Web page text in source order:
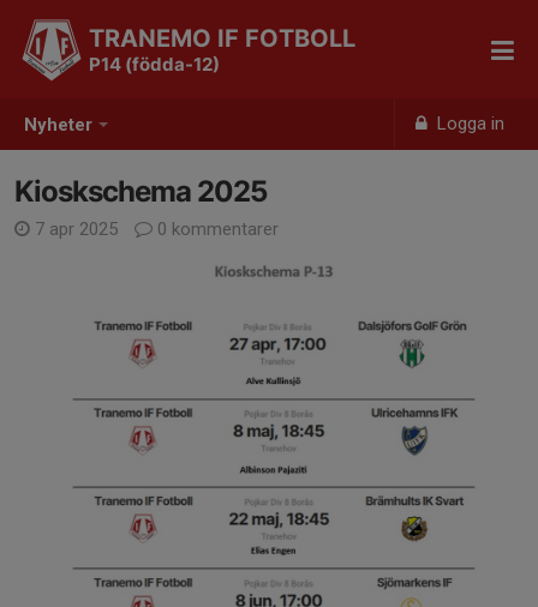
Nyheter Logga in
TRANEMO IF FOTBOLL
P14 (födda-12)
Kioskschema 2025
7 apr 2025 0 kommentarer